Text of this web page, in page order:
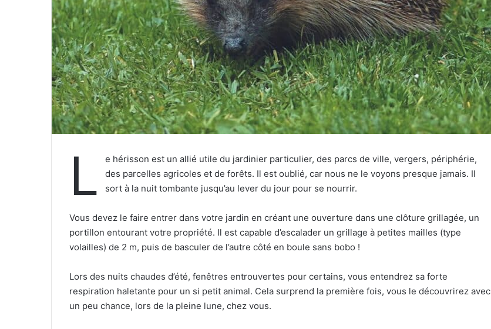
e
l
L
e hérisson est un allié utile du jardinier particulier, des parcs de ville, vergers, périphérie,
des parcelles agricoles et de forêts. Il est oublié, car nous ne le voyons presque jamais. Il
sort à la nuit tombante jusqu’au lever du jour pour se nourrir.
Vous devez le faire entrer dans votre jardin en créant une ouverture dans une clôture grillagée, un
portillon entourant votre propriété. Il est capable d’escalader un grillage à petites mailles (type
volailles) de 2 m, puis de basculer de l’autre côté en boule sans bobo !
Lors des nuits chaudes d’été, fenêtres entrouvertes pour certains, vous entendrez sa forte
respiration haletante pour un si petit animal. Cela surprend la première fois, vous le découvrirez avec
un peu chance, lors de la pleine lune, chez vous.